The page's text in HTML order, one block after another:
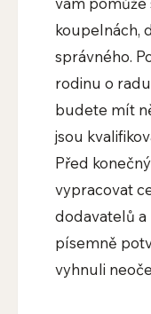
koupelnách,
správného.
rodinu o
budete mít
jsou
Před
vypracovat
dodavatelů a
písemně
vyhnuli